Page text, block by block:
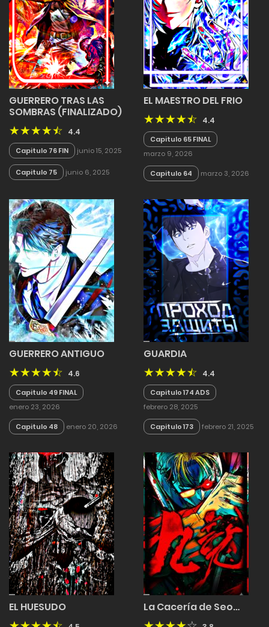
GUERRERO TRAS LAS
SOMBRAS (FINALIZADO)
4.4
Capitulo 76 FIN junio 15, 2025
Capitulo 75 junio 6, 2025
EL MAESTRO DEL FRIO
4.4
Capitulo 65 FINAL
marzo 9, 2026
Capitulo 64 marzo 3, 2026
GUERRERO ANTIGUO
4.6
Capitulo 49 FINAL
enero 23, 2026
Capitulo 48 enero 20, 2026
GUARDIA
4.4
Capitulo 174 ADS
febrero 28, 2025
Capitulo 173 febrero 21, 2025
EL HUESUDO La Cacería de Seo…